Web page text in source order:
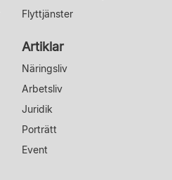
Flyttjänster
Artiklar
Näringsliv
Arbetsliv
Juridik
Porträtt
Event